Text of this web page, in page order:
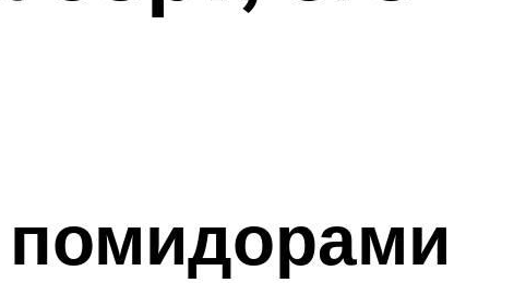
помидорами